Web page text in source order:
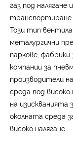
газ под налягане
транспортиране
Този тип
металургични
паркове,
компании за
производители
среда под
на
околната среда
високо налягане.